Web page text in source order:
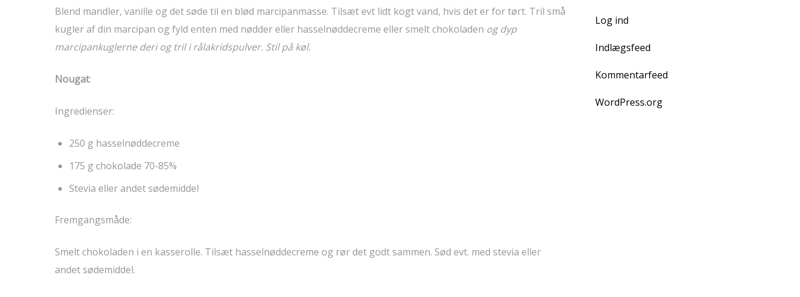
Blend mandler, vanille og det søde til en blød marcipanmasse. Tilsæt evt lidt kogt vand, hvis det er for tørt. Tril små
kugler af din marcipan og fyld enten med nødder eller hasselnøddecreme eller smelt chokoladen og dyp
marcipankuglerne deri og tril i rålakridspulver. Stil på køl.
Nougat:
Ingredienser:
250 g hasselnøddecreme
175 g chokolade 70-85%
Stevia eller andet sødemiddel
Fremgangsmåde:
Smelt chokoladen i en kasserolle. Tilsæt hasselnøddecreme og rør det godt sammen. Sød evt. med stevia eller
andet sødemiddel.
Log ind
Indlægsfeed
Kommentarfeed
WordPress.org